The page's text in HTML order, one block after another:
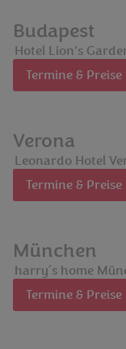
Budapest
Hotel Lion's
Termine & Preise
Verona
Leonardo Hotel
Termine & Preise
München
harry´s home
Termine & Preise